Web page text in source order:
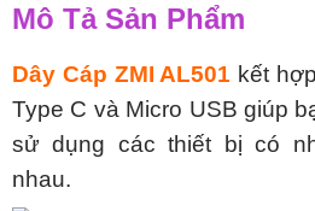
Mô Tả Sản Phẩm
Dây Cáp ZMI AL501 kết
Type C và Micro USB giúp
sử dụng các thiết bị có
nhau.